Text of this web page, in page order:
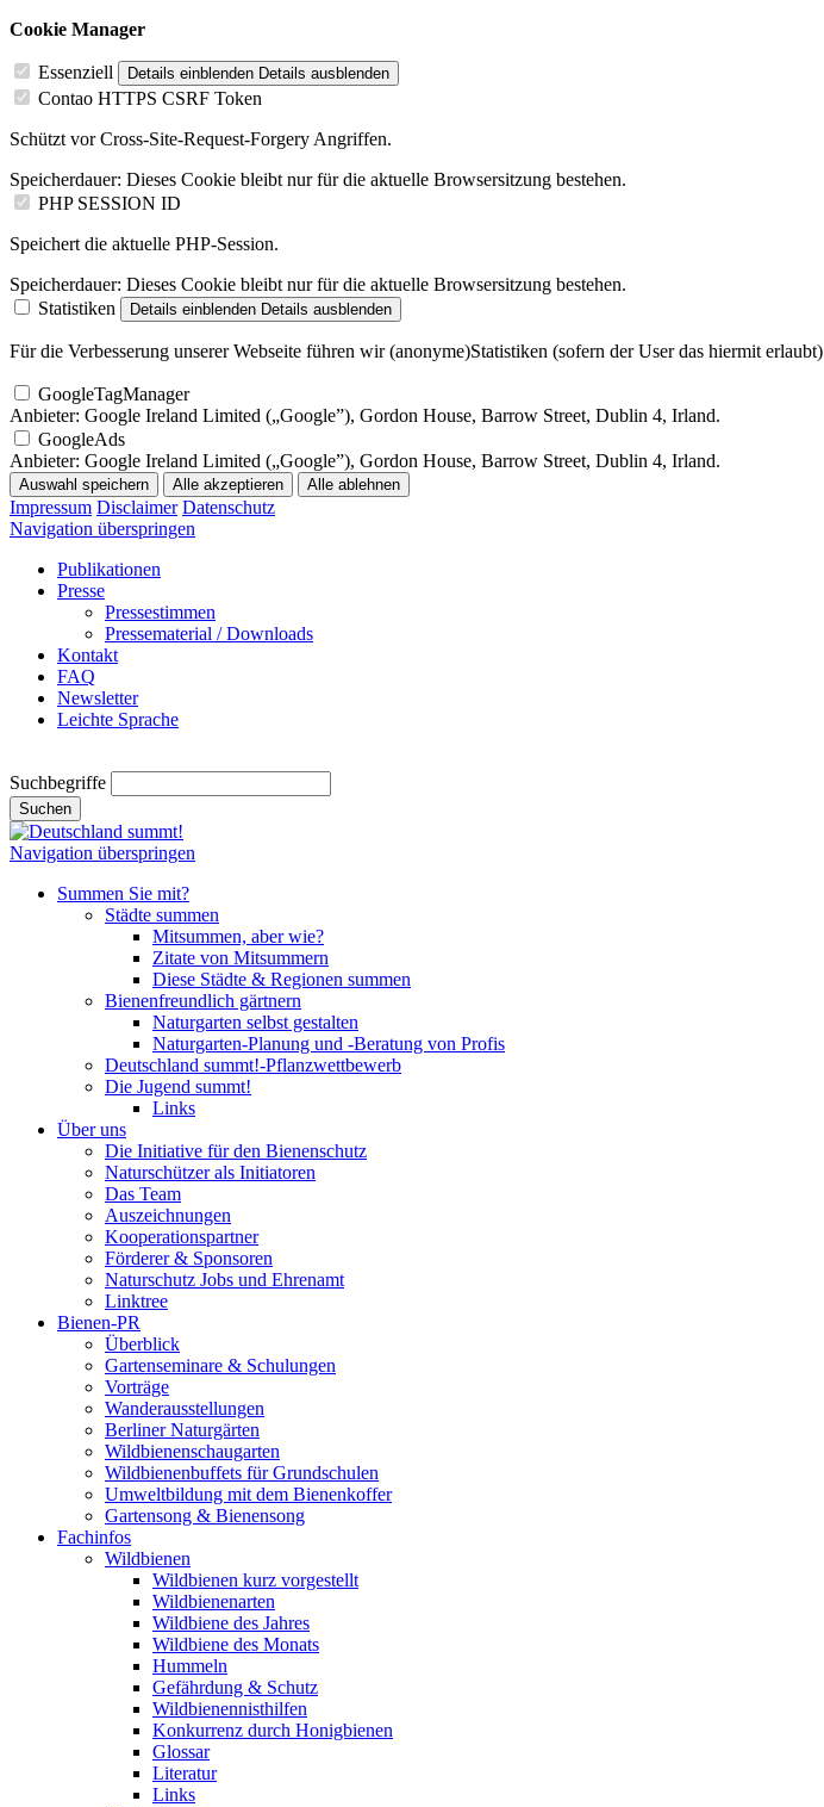
Cookie Manager
Essenziell Details einblenden Details ausblenden
Contao HTTPS CSRF Token
Schützt vor Cross-Site-Request-Forgery Angriffen.
Speicherdauer: Dieses Cookie bleibt nur für die aktuelle Browsersitzung bestehen.
PHP SESSION ID
Speichert die aktuelle PHP-Session.
Speicherdauer: Dieses Cookie bleibt nur für die aktuelle Browsersitzung bestehen.
Statistiken
Details einblenden Details ausblenden
Für die Verbesserung unserer Webseite führen wir (anonyme)Statistiken (sofern der User das hiermit erlaubt)
GoogleTagManager
Anbieter: Google Ireland Limited („Google”), Gordon House, Barrow Street, Dublin 4, Irland.
GoogleAds
Anbieter: Google Ireland Limited („Google”), Gordon House, Barrow Street, Dublin 4, Irland.
Auswahl speichern Alle akzeptieren Alle ablehnen
Impressum Disclaimer Datenschutz
Navigation überspringen
Publikationen
Presse
Pressestimmen
Pressematerial / Downloads
Kontakt
FAQ
Newsletter
Leichte Sprache
Suchbegriffe
Suchen
Navigation überspringen
Summen Sie mit?
Städte summen
Mitsummen, aber wie?
Zitate von Mitsummern
Diese Städte & Regionen summen
Bienenfreundlich gärtnern
Naturgarten selbst gestalten
Naturgarten-Planung und -Beratung von Profis
Deutschland summt!-Pflanzwettbewerb
Die Jugend summt!
Links
Über uns
Die Initiative für den Bienenschutz
Naturschützer als Initiatoren
Das Team
Auszeichnungen
Kooperationspartner
Förderer & Sponsoren
Naturschutz Jobs und Ehrenamt
Linktree
Bienen-PR
Überblick
Gartenseminare & Schulungen
Vorträge
Wanderausstellungen
Berliner Naturgärten
Wildbienenschaugarten
Wildbienenbuffets für Grundschulen
Umweltbildung mit dem Bienenkoffer
Gartensong & Bienensong
Fachinfos
Wildbienen
Wildbienen kurz vorgestellt
Wildbienenarten
Wildbiene des Jahres
Wildbiene des Monats
Hummeln
Gefährdung & Schutz
Wildbienennisthilfen
Konkurrenz durch Honigbienen
Glossar
Literatur
Links